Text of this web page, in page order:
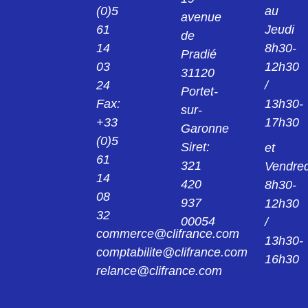
99143681205
Connecteur femelle M12-A borne à vis/serre
fil,99 1436 812 05
99143681405
Connecteur femelle M12-A borne à vis/serre
99143682205
Connecteur d'angle femelle M12-A borne à
vis/serre fil,99 1436 822 05
99143682405
Connecteur d'angle femelle M12-A borne à
vis/serre fil,99 1436 824 05
99143781205
Connecteur mâle M12-A borne à vis/serre
fil,99 1437 812 05
(0)5
61
14
03
24
Fax:
+33
(0)5
61
14
08
32
commerce@clifrance.com
comptabilite@clifrance.com
relance@clifrance.com
avenue
de
Pradié
31120
Portet-
sur-
Garonne
Siret:
321
420
937
00054
au
Jeudi
8h30-
12h30
/
13h30-
17h30
et
8h30-
12h30
/
13h30-
16h30